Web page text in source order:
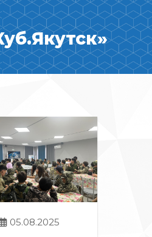
05.08.2025